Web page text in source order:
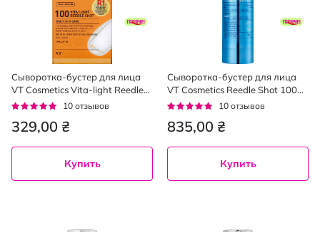
Сыворотка-бустер для лица
VT Cosmetics Vita-light Reedle
Shot 100 ночная с витамином
шт.
Рейтинг:
10 отзывов
329,00 ₴
Купить
Сыворотка-бустер для лица
VT Cosmetics Reedle Shot 100hL
с микроиглами и
Рейтинг:
10 отзывов
835,00 ₴
Купить